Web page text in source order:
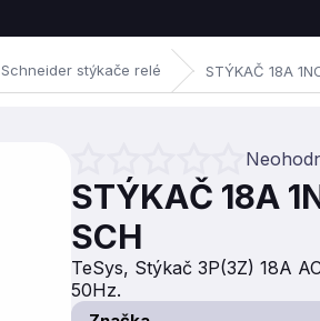
Schneider stýkače relé STÝKAČ 18A
Priemerné hodnotenie produktu
STÝKAČ 18A
SCH
TeSys, Stýkač 3P(3Z) 18A
50Hz.